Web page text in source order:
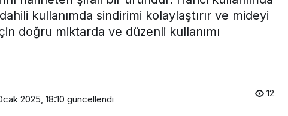
kullanımda sindirimi kolaylaştırır ve mideyi
doğru miktarda ve düzenli kullanımı
2025, 18:10 güncellendi 12